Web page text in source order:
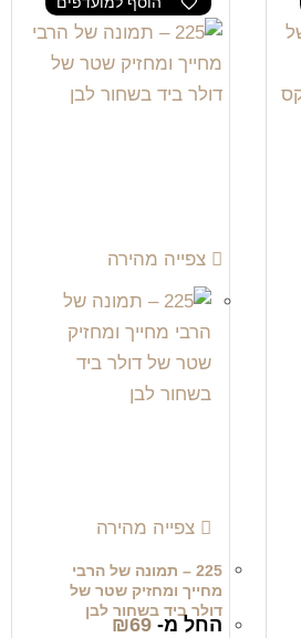
צפייה מהירה
צפייה מהירה
225 – תמונה של הרבי
מחייך ומחזיק שטר של
דולר ביד בשחור לבן
החל מ- ₪69